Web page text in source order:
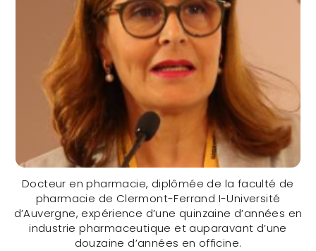
Docteur en pharmacie, diplômée de la faculté de
pharmacie de Clermont-Ferrand I-Université
d’Auvergne, expérience d’une quinzaine d’années en
industrie pharmaceutique et auparavant d’une
douzaine d’années en officine.